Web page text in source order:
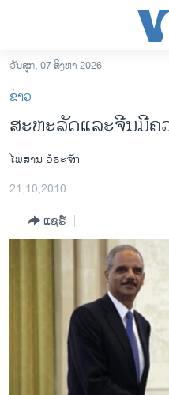
ເຂົ້າ
ຫາ
ຂ້າມ
ຂ້າມ
ໄປ
ຫາ
ການເລືອກຕັ້ງ ປະທານາທີບໍດີ ສະ
ຂ່າວ​ຈີນ
ໂລກ
ອິດສະຫຼະພາບດ້ານການຂ່າວ
ຊີວິດຊາວລາວ
ຊຸມຊົນຊາວລາວ
ວິທະຍາສາດ-ເທັກໂນໂລຈີ
ວັນສຸກ, 07 ສິງຫາ 2026
ຂ່າວ
ສະຫະລັດແລະຈີນມີຄ
ໄພສານ ວໍຣະຈັກ
21,10,2010
ແຊຣ໌